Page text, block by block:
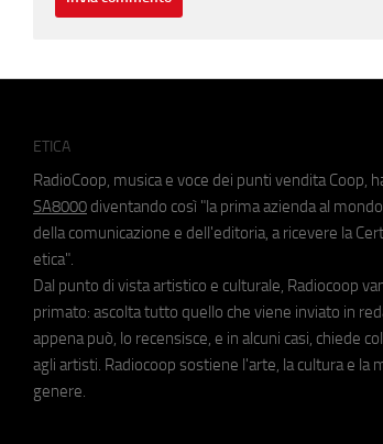
ETICA
RadioCoop, musica e voce dei punti vendita Coop,
SA8000 diventando così "la prima azienda al
della comunicazione e dell'editoria, a ricevere la
etica".
Dal punto di vista artistico e culturale, Radiocoop
primato: ascolta tutto quello che viene inviato in
appena può, lo recensisce, e in alcuni casi, chiede
agli artisti. Radiocoop sostiene l'arte, la cultura e la
genere.